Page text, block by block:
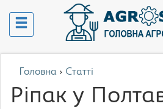
Головна › Статті
Ріпак у